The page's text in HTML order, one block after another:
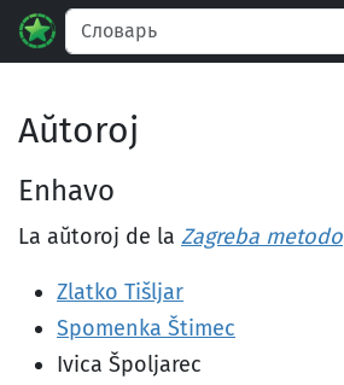
Aŭtoroj
Enhavo
La aŭtoroj de la Zagreba metodo
Zlatko Tišljar
Spomenka Štimec
Ivica Špoljarec